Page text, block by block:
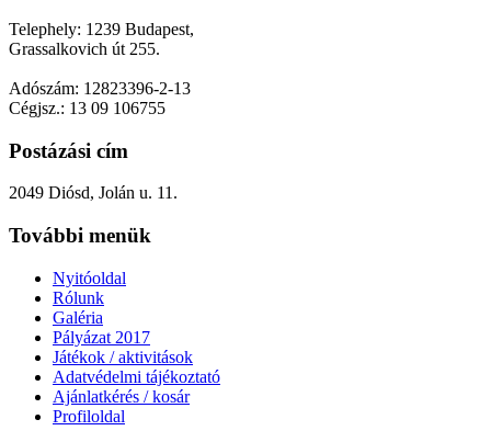
Telephely: 1239 Budapest,
Grassalkovich út 255.
Adószám: 12823396-2-13
Cégjsz.: 13 09 106755
Postázási cím
2049 Diósd, Jolán u. 11.
További menük
Nyitóoldal
Rólunk
Galéria
Pályázat 2017
Játékok / aktivitások
Adatvédelmi tájékoztató
Ajánlatkérés / kosár
Profiloldal